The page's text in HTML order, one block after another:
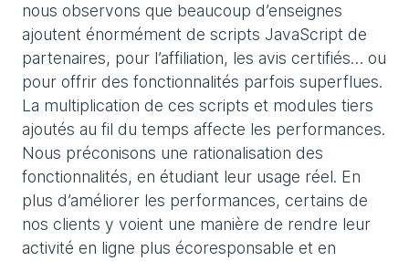
nous observons que beaucoup d’enseignes
ajoutent énormément de scripts JavaScript de
partenaires, pour l’affiliation, les avis certifiés… ou
pour offrir des fonctionnalités parfois superflues.
La multiplication de ces scripts et modules tiers
ajoutés au fil du temps affecte les performances.
Nous préconisons une rationalisation des
fonctionnalités, en étudiant leur usage réel. En
plus d’améliorer les performances, certains de
nos clients y voient une manière de rendre leur
activité en ligne plus écoresponsable et en